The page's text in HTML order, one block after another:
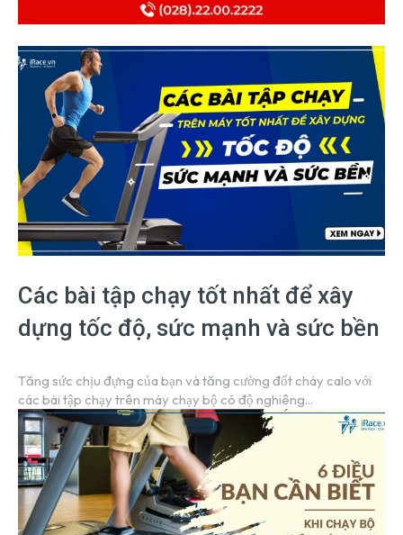
Các bài tập chạy tốt nhất để xây
dựng tốc độ, sức mạnh và sức bền
Tăng sức chịu đựng của bạn và tăng cường đốt cháy calo với
các bài tập chạy trên máy chạy bộ có độ nghiêng...